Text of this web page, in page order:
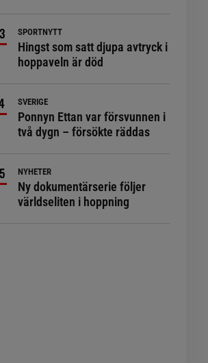
SPORTNYTT
Hingst som satt djupa avtryck i
hoppaveln är död
SVERIGE
Ponnyn Ettan var försvunnen i
två dygn – försökte räddas
NYHETER
Ny dokumentärserie följer
världseliten i hoppning